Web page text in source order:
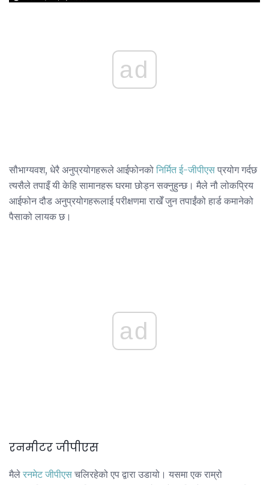
ad
सौभाग्यवश, धेरै अनुप्रयोगहरूले आईफोनको निर्मित ई-जीपीएस प्रयोग गर्दछ
त्यसैले तपाइँ यी केहि सामानहरू घरमा छोड्न सक्नुहुन्छ। मैले नौ लोकप्रिय
आईफोन दौड अनुप्रयोगहरूलाई परीक्षणमा राखेँ जुन तपाईंको हार्ड कमानेको
पैसाको लायक छ।
ad
रनमीटर जीपीएस
मैले रनमेट जीपीएस चलिरहेको एप द्वारा उडायो। यसमा एक राम्रो